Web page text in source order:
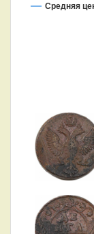
Средняя